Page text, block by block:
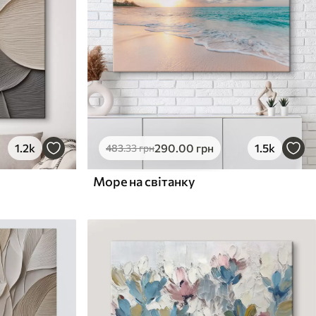
1.2k 483.33грн290.00 грн 1.5k
Море на світанку